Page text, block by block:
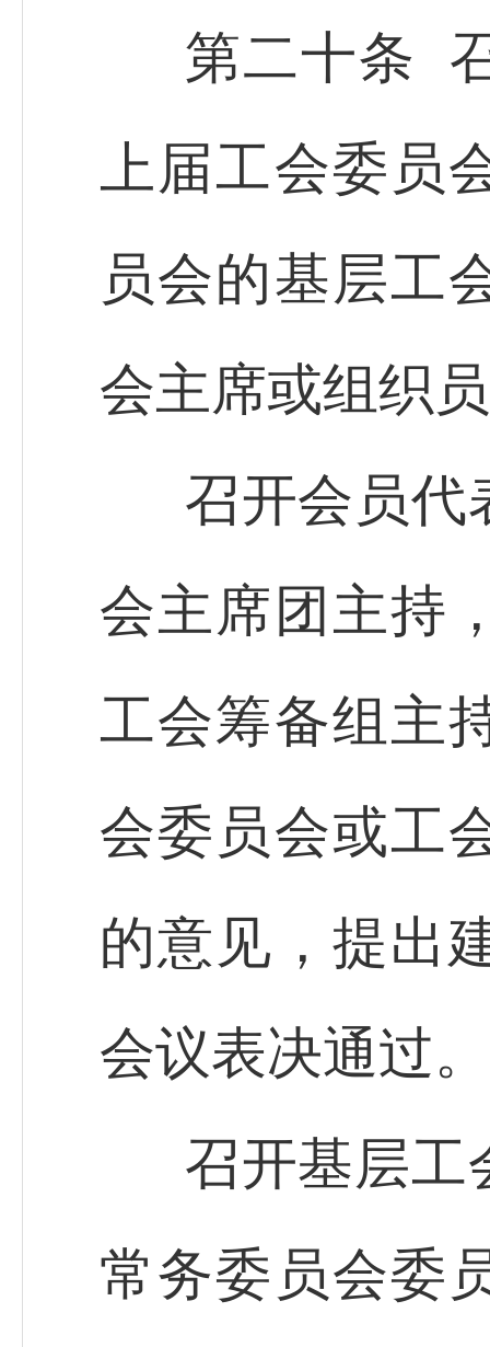
第二十条
上届工会委员
员会的基层工
会主席或组织
召开会员代
会主席团主持
工会筹备组主
会委员会或工
的意见，提出
会议表决通过。
召开基层工
常务委员会委